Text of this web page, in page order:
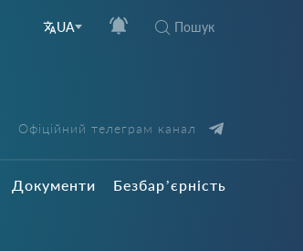
UA Пошук
Офіційний телеграм канал
Документи Безбар’єрність